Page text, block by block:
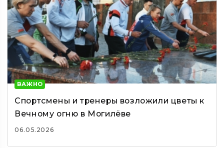
ВАЖНО
Спортсмены и тренеры возложили цветы к
Вечному огню в Могилёве
06.05.2026